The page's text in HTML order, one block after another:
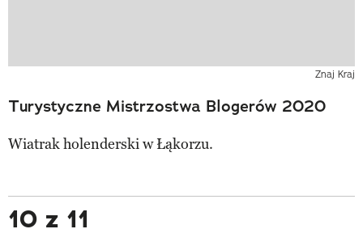
Znaj Kraj
Turystyczne Mistrzostwa Blogerów 2020
Wiatrak holenderski w Łąkorzu.
10 z 11